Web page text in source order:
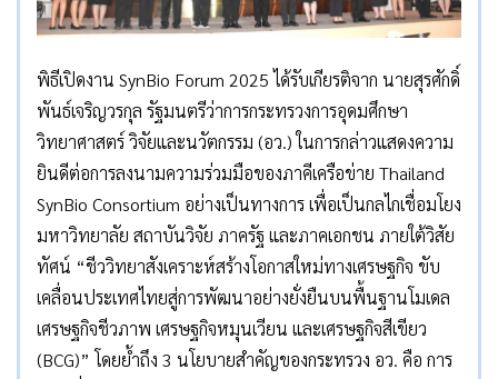
พิธีเปิดงาน SynBio Forum 2025 ได้รับเกียรติจาก นายสุรศักดิ์
พันธ์เจริญวรกุล รัฐมนตรีว่าการกระทรวงการอุดมศึกษา
วิทยาศาสตร์ วิจัยและนวัตกรรม (อว.) ในการกล่าวแสดงความ
ยินดีต่อการลงนามความร่วมมือของภาคีเครือข่าย Thailand
SynBio Consortium อย่างเป็นทางการ เพื่อเป็นกลไกเชื่อมโยง
มหาวิทยาลัย สถาบันวิจัย ภาครัฐ และภาคเอกชน ภายใต้วิสัย
ทัศน์ “ชีววิทยาสังเคราะห์สร้างโอกาสใหม่ทางเศรษฐกิจ ขับ
เคลื่อนประเทศไทยสู่การพัฒนาอย่างยั่งยืนบนพื้นฐานโมเดล
เศรษฐกิจชีวภาพ เศรษฐกิจหมุนเวียน และเศรษฐกิจสีเขียว
(BCG)” โดยย้ำถึง 3 นโยบายสำคัญของกระทรวง อว. คือ การ